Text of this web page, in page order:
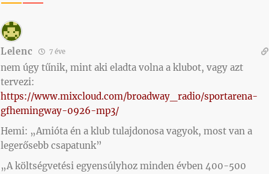
Lelenc 7 éve
nem úgy tűnik, mint aki eladta volna a klubot, vagy azt
tervezi:
https://www.mixcloud.com/broadway_radio/sportarena-
gfhemingway-0926-mp3/
Hemi: „Amióta én a klub tulajdonosa vagyok, most van a
legerősebb csapatunk”
„A költségvetési egyensúlyhoz minden évben 400-500